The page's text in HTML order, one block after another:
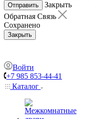
Отправить
Закрыть
Обратная Связь
Сохранено
Закрыть
Войти
+7 985 853-44-41
Каталог